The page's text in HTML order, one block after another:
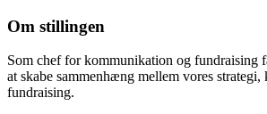
Om stillingen
Som chef for kommunikation og fundraising
at skabe sammenhæng mellem vores
fundraising.